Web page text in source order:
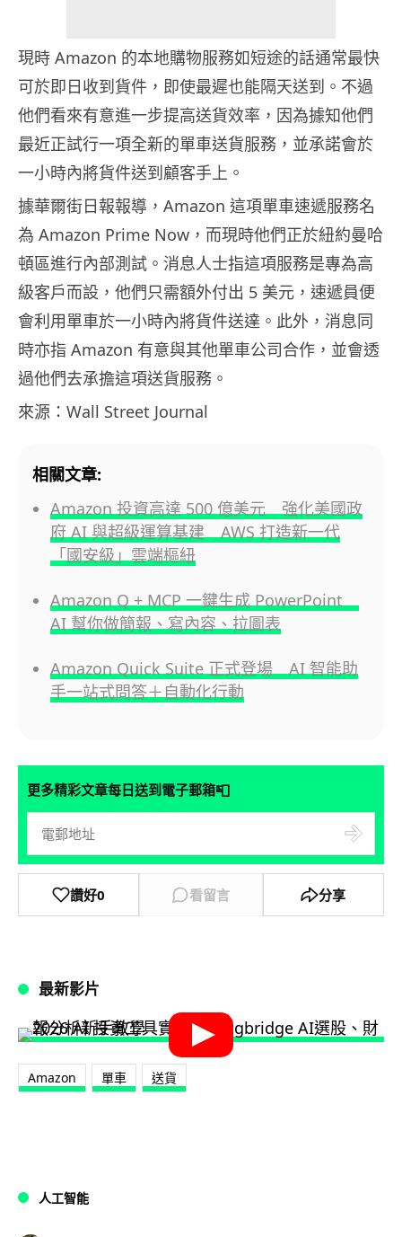
現時 Amazon 的本地購物服務如短途的話通常最快
可於即日收到貨件，即使最遲也能隔天送到。不過
他們看來有意進一步提高送貨效率，因為據知他們
最近正試行一項全新的單車送貨服務，並承諾會於
一小時內將貨件送到顧客手上。
據華爾街日報報導，Amazon 這項單車速遞服務名
為 Amazon Prime Now，而現時他們正於紐約曼哈
頓區進行內部測試。消息人士指這項服務是專為高
級客戶而設，他們只需額外付出 5 美元，速遞員便
會利用單車於一小時內將貨件送達。此外，消息同
時亦指 Amazon 有意與其他單車公司合作，並會透
過他們去承擔這項送貨服務。
來源：Wall Street Journal
相關文章:
Amazon 投資高達 500 億美元 強化美國政
府 AI 與超級運算基建 AWS 打造新一代
「國安級」雲端樞紐
Amazon Q + MCP 一鍵生成 PowerPoint
AI 幫你做簡報、寫內容、拉圖表
Amazon Quick Suite 正式登場 AI 智能助
手一站式問答＋自動化行動
更多精彩文章每日送到電子郵箱📮
讚好0 看留言 分享
最新影片
Amazon 單車 送貨
人工智能